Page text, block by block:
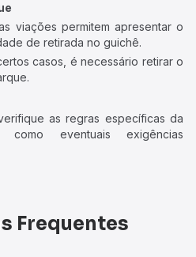
viações permitem apresentar o
de retirada no guichê.
casos, é necessário retirar o
as regras específicas da
eventuais exigências
Frequentes